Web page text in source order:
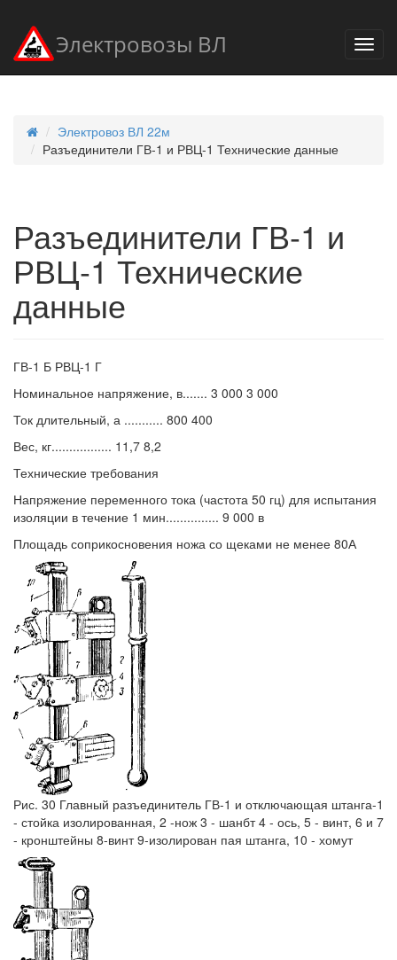
Электровозы ВЛ
Электровоз ВЛ 22м
Разъединители ГВ-1 и РВЦ-1 Технические данные
Разъединители ГВ-1 и
РВЦ-1 Технические
данные
ГВ-1 Б РВЦ-1 Г
Номинальное напряжение, в....... 3 000 3 000
Ток длительный, а ........... 800 400
Вес, кг................. 11,7 8,2
Технические требования
Напряжение переменного тока (частота 50 гц) для испытания
изоляции в течение 1 мин............... 9 000 в
Площадь соприкосновения ножа со щеками не менее 80А
Рис. 30 Главный разъединитель ГВ-1 и отключающая штанга-1
- стойка изолированная, 2 -нож 3 - шанбт 4 - ось, 5 - винт, 6 и 7
- кронштейны 8-винт 9-изолирован пая штанга, 10 - хомут